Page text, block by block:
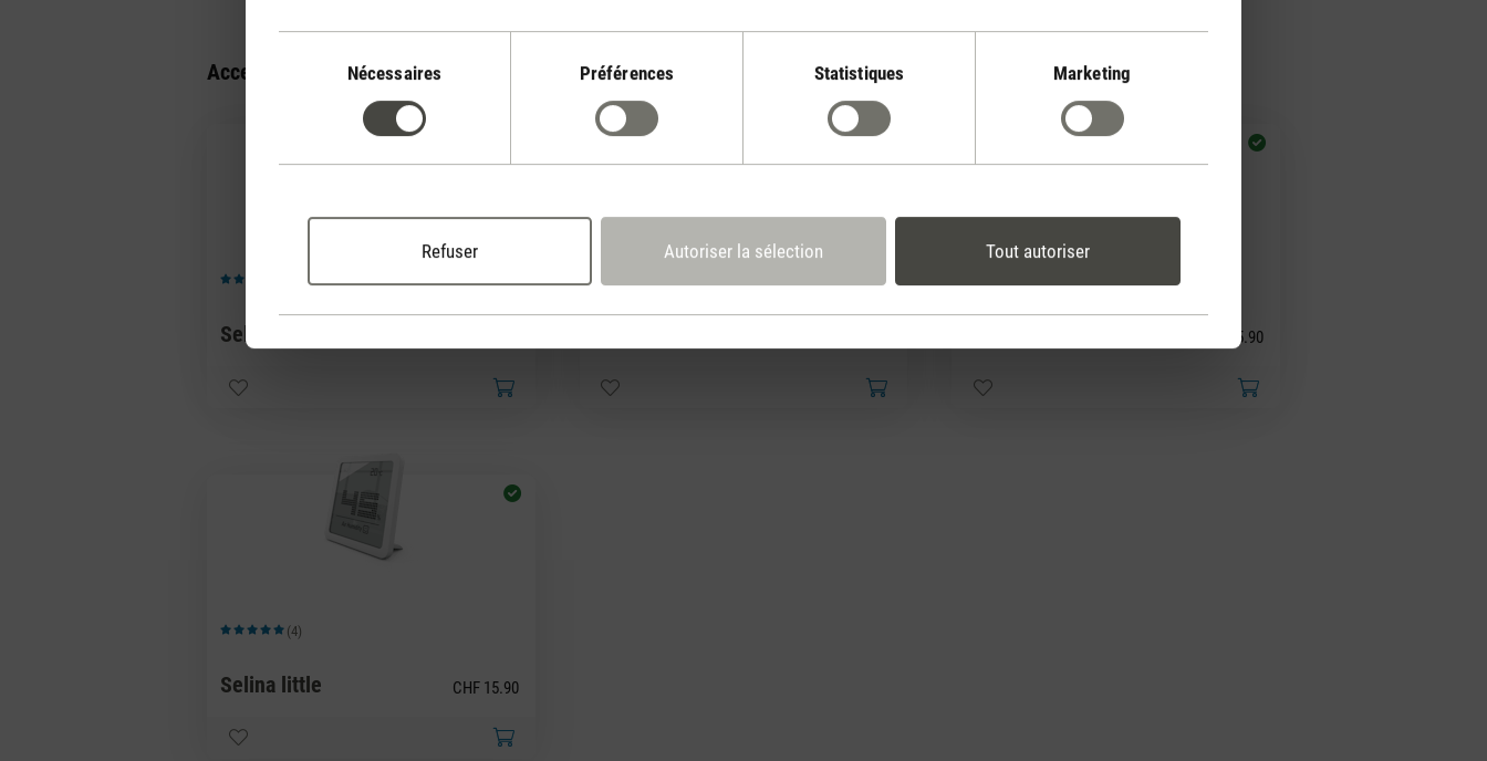
consentement
Nécessaires Préférences Statistiques Marketing
Refuser Autoriser la sélection Tout autoriser
Accessoires
Note moyenne de 3.83 sur 5 étoiles
(12)
Selina
Note moyenne de 3.83 sur 5 étoiles Note moyenne de 5 sur 5 étoiles
CHF 15.90
Note moyenne de 5 sur 5 étoiles
(4)
Selina little CHF 15.90